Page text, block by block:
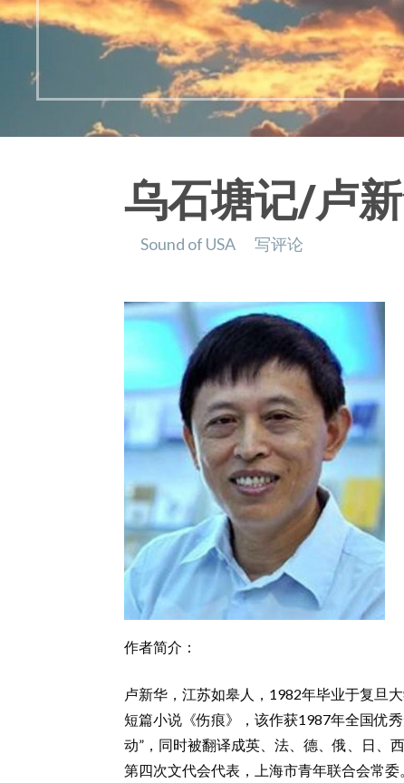
乌石塘记/卢新
Sound of USA 写评论
作者简介：
卢新华，江苏如皋人，1982年毕业于复旦
短篇小说《伤痕》，该作获1987年全国优
动”，同时被翻译成英、法、德、俄、日、
第四次文代会代表，上海市青年联合会常